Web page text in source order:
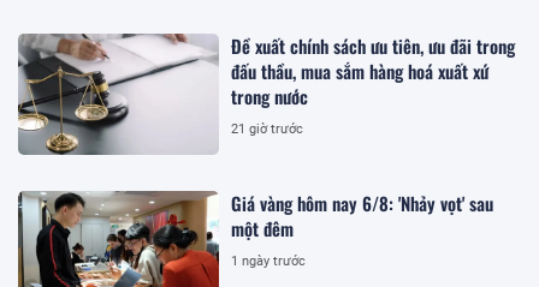
Đề xuất chính sách ưu tiên, ưu đãi trong
đấu thầu, mua sắm hàng hoá xuất xứ
trong nước
21 giờ trước
Giá vàng hôm nay 6/8: 'Nhảy vọt' sau
một đêm
1 ngày trước